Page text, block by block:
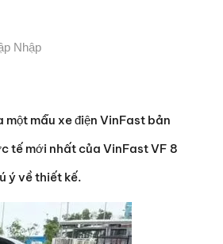
Nhập
mẫu xe điện VinFast bản
tế mới nhất của VinFast VF 8
ý về thiết kế.